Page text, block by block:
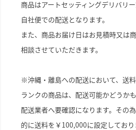
商品はアートセッティングデリバリ
自社便での配送となります。
また、商品お届け日はお見積時又は
相談させていただきます。
※沖縄・離島への配送において、送
ランクの商品は、配送可能かどうか
配送業者へ要確認になります。その
的に送料を￥100,000に設定しており